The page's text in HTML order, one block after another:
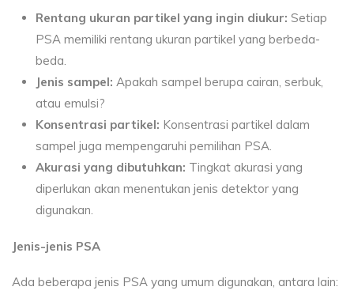
Rentang ukuran partikel yang ingin diukur: Setiap
PSA memiliki rentang ukuran partikel yang berbeda-
beda.
Jenis sampel: Apakah sampel berupa cairan, serbuk,
atau emulsi?
Konsentrasi partikel: Konsentrasi partikel dalam
sampel juga mempengaruhi pemilihan PSA.
Akurasi yang dibutuhkan: Tingkat akurasi yang
diperlukan akan menentukan jenis detektor yang
digunakan.
Jenis-jenis PSA
Ada beberapa jenis PSA yang umum digunakan, antara lain: